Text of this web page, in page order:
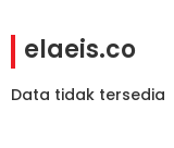
elaeis.co
Data tidak tersedia